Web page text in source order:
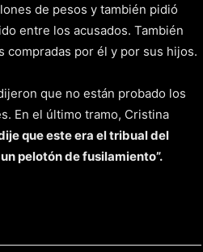
de pesos y también pidió
entre los acusados. También
compradas por él y por sus hijos.
que no están probado los
En el último tramo, Cristina
que este era el tribual del
pelotón de fusilamiento”.